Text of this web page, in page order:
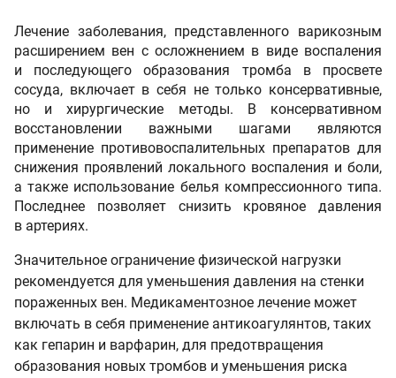
Лечение заболевания, представленного варикозным
расширением вен с осложнением в виде воспаления
и последующего образования тромба в просвете
сосуда, включает в себя не только консервативные,
но и хирургические методы. В консервативном
восстановлении важными шагами являются
применение противовоспалительных препаратов для
снижения проявлений локального воспаления и боли,
а также использование белья компрессионного типа.
Последнее позволяет снизить кровяное давления
в артериях.
Значительное ограничение физической нагрузки
рекомендуется для уменьшения давления на стенки
пораженных вен. Медикаментозное лечение может
включать в себя применение антикоагулянтов, таких
как гепарин и варфарин, для предотвращения
образования новых тромбов и уменьшения риска